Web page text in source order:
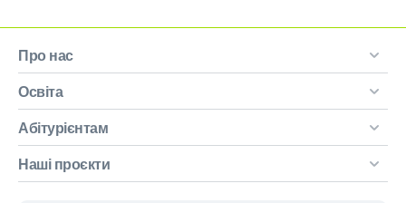
Про нас
Освіта
Абітурієнтам
Наші проєкти